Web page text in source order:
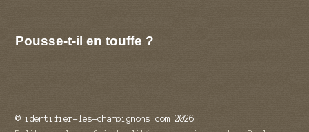
Pousse-t-il en touffe ?
© identifier-les-champignons.com 2026